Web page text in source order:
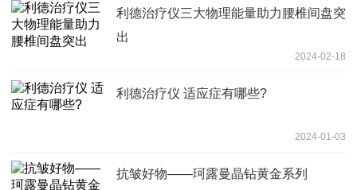
利德治疗仪三大物理能量助力腰椎间盘突
出
2024-02-18
利德治疗仪 适应症有哪些?
2024-01-03
抗皱好物——珂露曼晶钻黄金系列